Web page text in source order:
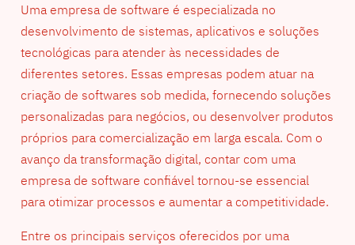
Uma empresa de software é especializada no
desenvolvimento de sistemas, aplicativos e soluções
tecnológicas para atender às necessidades de
diferentes setores. Essas empresas podem atuar na
criação de softwares sob medida, fornecendo soluções
personalizadas para negócios, ou desenvolver produtos
próprios para comercialização em larga escala. Com o
avanço da transformação digital, contar com uma
empresa de software confiável tornou-se essencial
para otimizar processos e aumentar a competitividade.
Entre os principais serviços oferecidos por uma